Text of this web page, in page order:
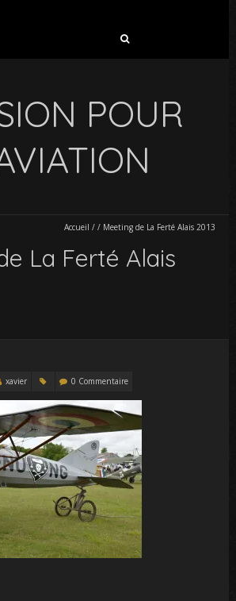
POUR
Accueil / / Meeting de La Ferté Alais 2013
La Ferté Alais
xavier 0 Commentaire